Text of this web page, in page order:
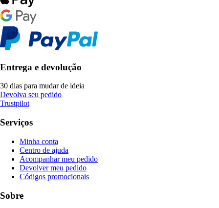
Entrega e devolução
30 dias para mudar de ideia
Devolva seu pedido
Trustpilot
Serviços
Minha conta
Centro de ajuda
Acompanhar meu pedido
Devolver meu pedido
Códigos promocionais
Sobre